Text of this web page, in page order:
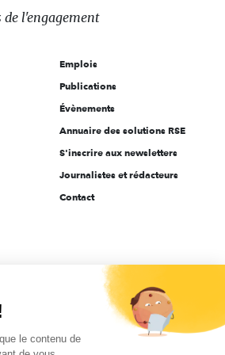
de l'engagement
Emplois
Publications
Évènements
Annuaire des solutions RSE
S'inscrire aux newsletters
Journalistes et rédacteurs
Contact
le contenu de